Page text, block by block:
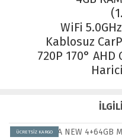
WiFi
Kablosuz
720P 170° AHD
ÜCRETSİZ KARGO